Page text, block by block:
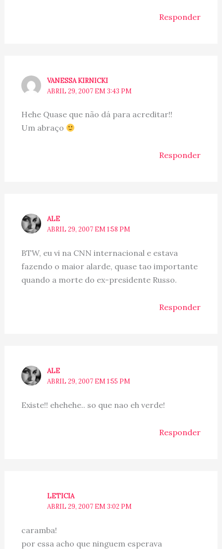
Responder
VANESSA KIRNICKI
ABRIL 29, 2007 EM 3:43 PM
Hehe Quase que não dá para acreditar!!
Um abraço
Responder
ALE
ABRIL 29, 2007 EM 1:58 PM
BTW, eu vi na CNN internacional e estava
fazendo o maior alarde, quase tao importante
quando a morte do ex-presidente Russo.
Responder
ALE
ABRIL 29, 2007 EM 1:55 PM
Existe!! ehehehe.. so que nao eh verde!
Responder
LETICIA
ABRIL 29, 2007 EM 3:02 PM
caramba!
por essa acho que ninguem esperava